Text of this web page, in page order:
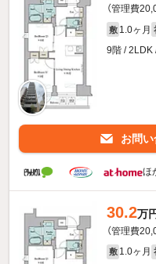
（管理費
敷 1.0ヶ月
9階 / 2LDK
お問
ほ
30.2万
（管理費
敷 1.0ヶ月